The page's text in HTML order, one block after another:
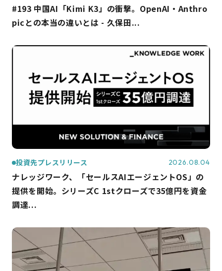
#193 中国AI「Kimi K3」の衝撃。OpenAI・Anthro
picとの本当の違いとは - 久保田...
投資先プレスリリース 2026.08.04
ナレッジワーク、「セールスAIエージェントOS」の
提供を開始。シリーズC 1stクローズで35億円を資金
調達...